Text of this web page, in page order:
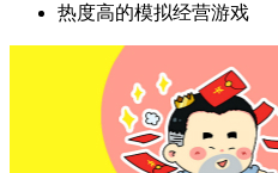
热度高的模拟经营游戏